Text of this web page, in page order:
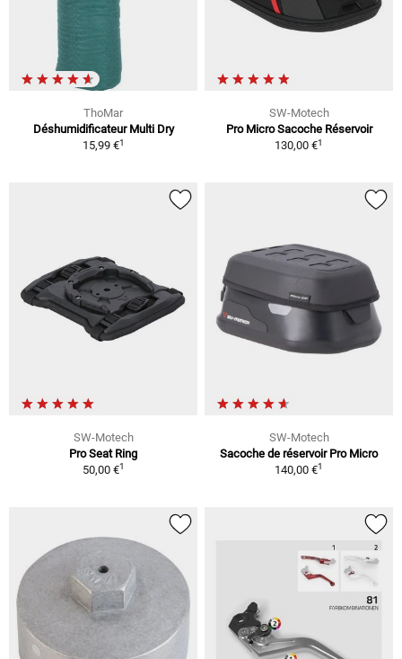
ThoMar
Déshumidificateur Multi Dry
15,99 €1
SW-Motech
Pro Micro Sacoche Réservoir
130,00 €1
SW-Motech
Pro Seat Ring
50,00 €1
SW-Motech
Sacoche de réservoir Pro Micro
140,00 €1